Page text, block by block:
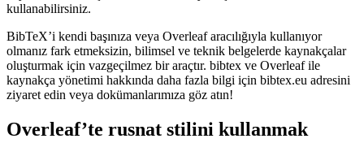
kullanabilirsiniz.
BibTeX’i kendi başınıza veya Overleaf aracılığıyla kullanıyor
olmanız fark etmeksizin, bilimsel ve teknik belgelerde kaynakçalar
oluşturmak için vazgeçilmez bir araçtır. bibtex ve Overleaf ile
kaynakça yönetimi hakkında daha fazla bilgi için bibtex.eu adresini
ziyaret edin veya dokümanlarımıza göz atın!
Overleaf’te rusnat stilini kullanmak